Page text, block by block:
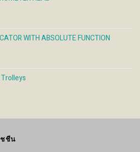
WITH ABSOLUTE FUNCTION
ชีน